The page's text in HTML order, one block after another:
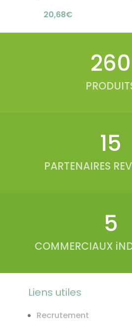
écologique
€
327
19
PARTENAIRES
6
COMMERCIAUX
Liens utiles
Recrutement